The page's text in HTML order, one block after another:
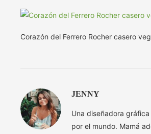
Corazón del Ferrero Rocher casero
JENNY
Una diseñadora
por el mundo. Mamá